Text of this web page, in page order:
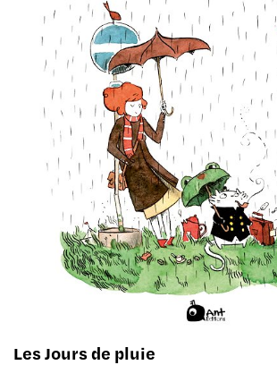
Les Jours de pluie